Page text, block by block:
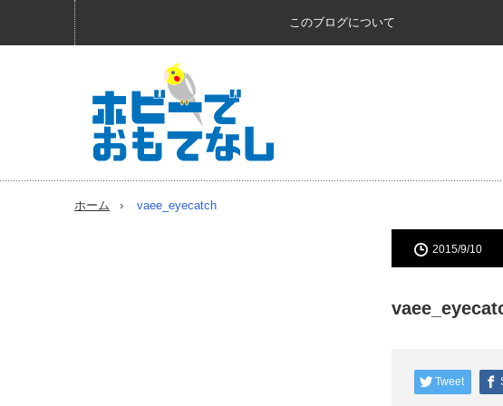
このブログについて
ホーム vaee_eyecatch
2015/9/10
Tweet